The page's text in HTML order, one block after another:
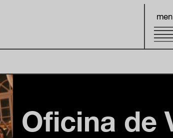
Oficina de